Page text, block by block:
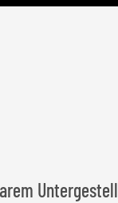
Untergestell